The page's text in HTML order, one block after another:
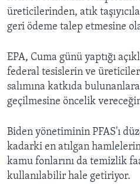
üreticilerinden, atık
geri ödeme talep etmesine
EPA, Cuma günü yaptığı
federal tesislerin ve
salımına katkıda
geçilmesine öncelik
Biden yönetiminin PFAS'ı
kadarki en atılgan
kamu fonlarını da temizlik
kullanılabilir hale getiriyor.